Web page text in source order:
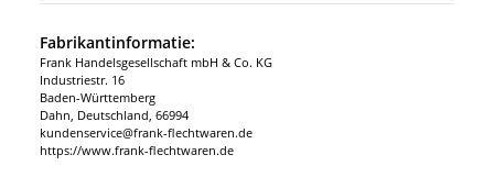
Fabrikantinformatie:
Frank Handelsgesellschaft mbH & Co. KG
Industriestr. 16
Baden-Württemberg
Dahn, Deutschland, 66994
kundenservice@frank-flechtwaren.de
https://www.frank-flechtwaren.de